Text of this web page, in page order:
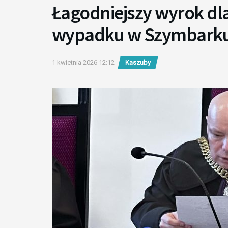
Łagodniejszy wyrok
wypadku w
1 kwietnia 2026 12:12 Kaszuby